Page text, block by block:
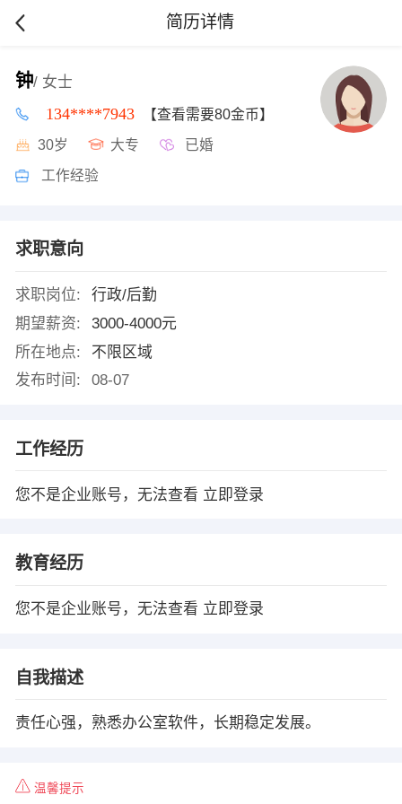
简历详情
钟/ 女士
134****7943 【查看需要80金币】
30岁 大专 已婚
工作经验
求职意向
求职岗位:
行政/后勤
期望薪资:
3000-4000元
所在地点:
不限区域
发布时间:
08-07
工作经历
您不是企业账号，无法查看 立即登录
教育经历
您不是企业账号，无法查看 立即登录
自我描述
责任心强，熟悉办公室软件，长期稳定发展。
温馨提示